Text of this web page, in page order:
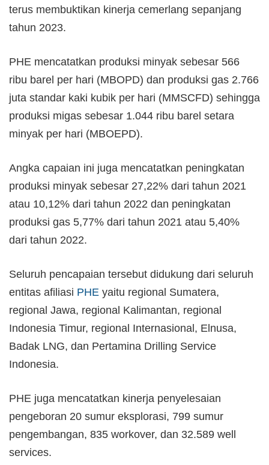
terus membuktikan kinerja cemerlang sepanjang
tahun 2023.
PHE mencatatkan produksi minyak sebesar 566
ribu barel per hari (MBOPD) dan produksi gas 2.766
juta standar kaki kubik per hari (MMSCFD) sehingga
produksi migas sebesar 1.044 ribu barel setara
minyak per hari (MBOEPD).
Angka capaian ini juga mencatatkan peningkatan
produksi minyak sebesar 27,22% dari tahun 2021
atau 10,12% dari tahun 2022 dan peningkatan
produksi gas 5,77% dari tahun 2021 atau 5,40%
dari tahun 2022.
Seluruh pencapaian tersebut didukung dari seluruh
entitas afiliasi PHE yaitu regional Sumatera,
regional Jawa, regional Kalimantan, regional
Indonesia Timur, regional Internasional, Elnusa,
Badak LNG, dan Pertamina Drilling Service
Indonesia.
PHE juga mencatatkan kinerja penyelesaian
pengeboran 20 sumur eksplorasi, 799 sumur
pengembangan, 835 workover, dan 32.589 well
services.